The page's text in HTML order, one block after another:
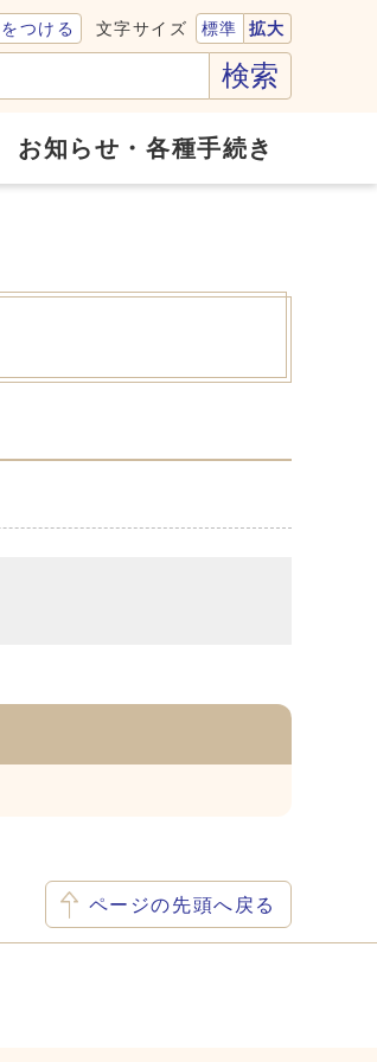
つける 文字サイズ 標準 拡大
検索
お知らせ・各種手続き
ページの先頭へ戻る